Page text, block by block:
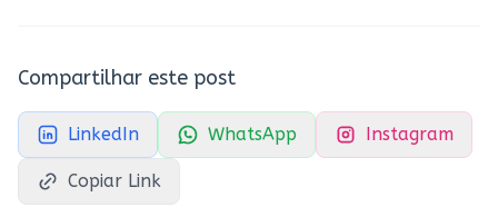
Compartilhar este post
LinkedIn WhatsApp Instagram
Copiar Link